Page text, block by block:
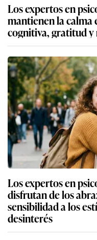
Los expertos en
mantienen la calma
cognitiva, gratitud
Los expertos en
disfrutan de los
sensibilidad a los
desinterés